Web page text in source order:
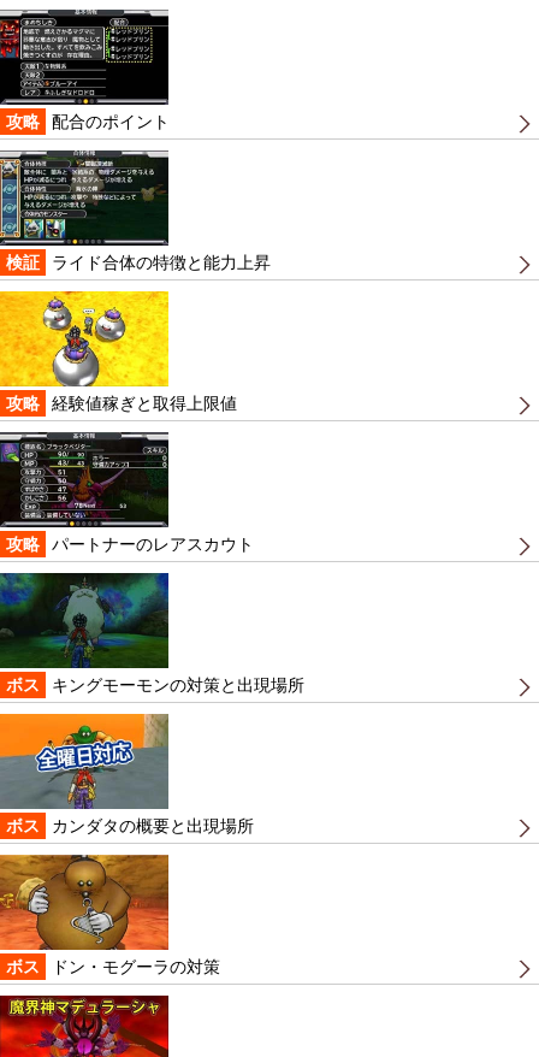
攻略 配合のポイント
検証 ライド合体の特徴と能力上昇
攻略 経験値稼ぎと取得上限値
攻略 パートナーのレアスカウト
ボス キングモーモンの対策と出現場所
ボス カンダタの概要と出現場所
ボス ドン・モグーラの対策